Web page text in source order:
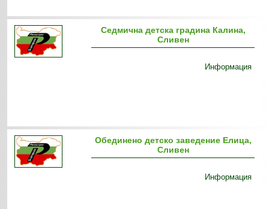
Седмична детска градина Калина,
Сливен
Информация
Обединено детско заведение Елица,
Сливен
Информация